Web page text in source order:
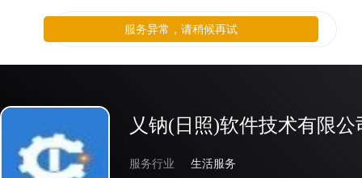
乂钠(日照)软件技术有限公
服务行业
生活服务
服务异常，请稍候再试